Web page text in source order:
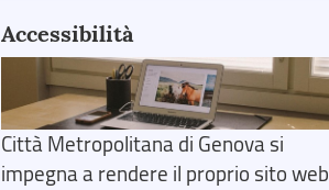
Accessibilità
Città Metropolitana di Genova si
impegna a rendere il proprio sito web